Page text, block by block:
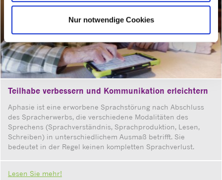
Nur notwendige Cookies
Teilhabe verbessern und Kommunikation erleichtern
Aphasie ist eine erworbene Sprachstörung nach Abschluss
des Spracherwerbs, die verschiedene Modalitäten des
Sprechens (Sprachverständnis, Sprachproduktion, Lesen,
Schreiben) in unterschiedlichem Ausmaß betrifft. Sie
bedeutet in der Regel keinen kompletten Sprachverlust.
Lesen Sie mehr!